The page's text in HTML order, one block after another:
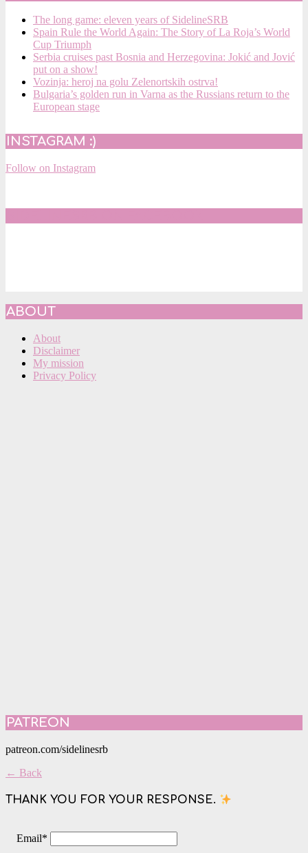
The long game: eleven years of SidelineSRB
Spain Rule the World Again: The Story of La Roja’s World
Cup Triumph
Serbia cruises past Bosnia and Herzegovina: Jokić and Jović
put on a show!
Vozinja: heroj na golu Zelenortskih ostrva!
Bulgaria’s golden run in Varna as the Russians return to the
European stage
INSTAGRAM :)
Follow on Instagram
ABOUT
About
Disclaimer
My mission
Privacy Policy
PATREON
patreon.com/sidelinesrb
← Back
THANK YOU FOR YOUR RESPONSE.
Email*